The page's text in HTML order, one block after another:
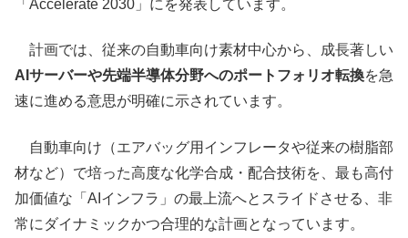
「Accelerate 2030」にを発表しています。
計画では、従来の自動車向け素材中心から、成長著しい
AIサーバーや先端半導体分野へのポートフォリオ転換を急
速に進める意思が明確に示されています。
自動車向け（エアバッグ用インフレータや従来の樹脂部
材など）で培った高度な化学合成・配合技術を、最も高付
加価値な「AIインフラ」の最上流へとスライドさせる、非
常にダイナミックかつ合理的な計画となっています。